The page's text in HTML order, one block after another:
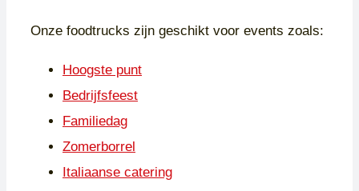
Onze foodtrucks zijn geschikt voor events zoals:
Hoogste punt
Bedrijfsfeest
Familiedag
Zomerborrel
Italiaanse catering